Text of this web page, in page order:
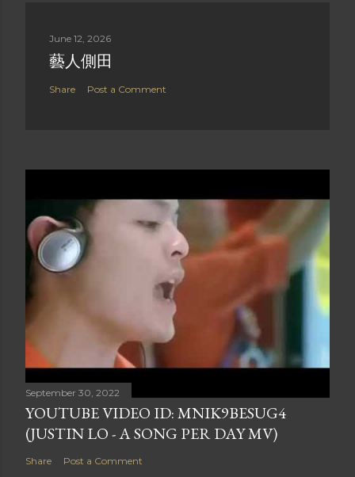
June 12, 2026
藝人側田
Share Post a Comment
September 30, 2022
YOUTUBE VIDEO ID: MNIK9BESUG4
(JUSTIN LO - A SONG PER DAY MV)
Share Post a Comment